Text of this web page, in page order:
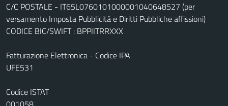
C/C POSTALE - IT65L0760101000001040648527 (per
versamento Imposta Pubblicità e Diritti Pubbliche affissioni)
CODICE BIC/SWIFT : BPPIITRRXXX
Fatturazione Elettronica - Codice IPA
UFE531
Codice ISTAT